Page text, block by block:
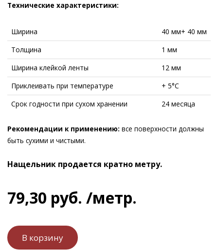
Технические характеристики:
Ширина
40 мм+ 40 мм
Толщина
1 мм
Ширина клейкой ленты
12 мм
Приклеивать при температуре
+ 5°С
Срок годности при сухом хранении
24 месяца
Рекомендации к применению: все поверхности должны
быть сухими и чистыми.
Нащельник продается кратно метру.
79,30 руб. /метр.